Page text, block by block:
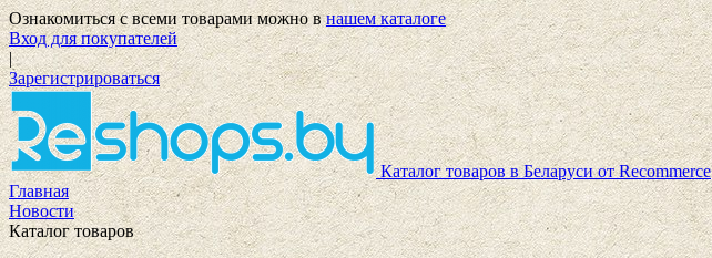
Ознакомиться с всеми товарами можно внашем каталоге
Вход для покупателей
|
Зарегистрироваться
Каталог товаров в Беларуси от Recommerce
Главная
Новости
Каталог товаров